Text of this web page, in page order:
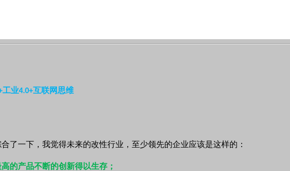
工业4.0+互联网思维
了一下，我觉得未来的改性行业，至少领先的企业应该是这样的：
的产品不断的创新得以生存；